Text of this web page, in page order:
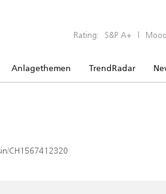
Rating: S&P A+ |
Anlagethemen TrendRadar
CH1567412320